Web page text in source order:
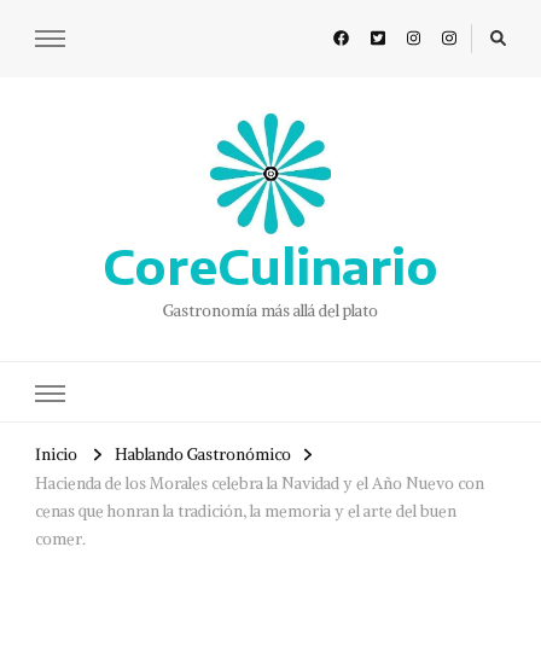
CoreCulinario
Gastronomía más allá del plato
Inicio
Hablando Gastronómico
Hacienda de los Morales celebra la Navidad y el Año Nuevo con
cenas que honran la tradición, la memoria y el arte del buen
comer.